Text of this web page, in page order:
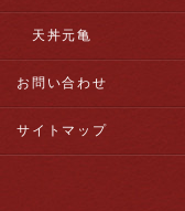
天丼元亀
お問い合わせ
サイトマップ